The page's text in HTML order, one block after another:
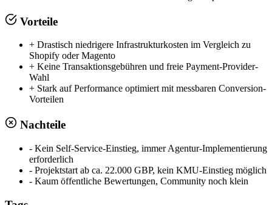
Vorteile
+ Drastisch niedrigere Infrastrukturkosten im Vergleich zu
Shopify oder Magento
+ Keine Transaktionsgebühren und freie Payment-Provider-
Wahl
+ Stark auf Performance optimiert mit messbaren Conversion-
Vorteilen
Nachteile
- Kein Self-Service-Einstieg, immer Agentur-Implementierung
erforderlich
- Projektstart ab ca. 22.000 GBP, kein KMU-Einstieg möglich
- Kaum öffentliche Bewertungen, Community noch klein